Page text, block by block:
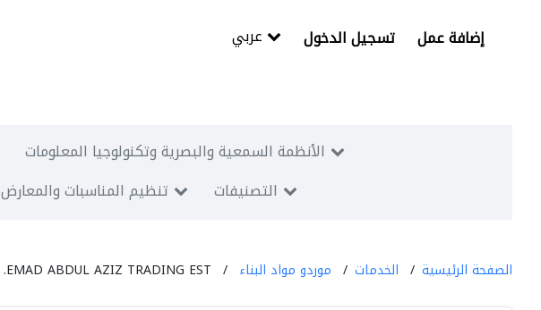
تسجيل الدخول إضافة عمل
الأنظمة السمعية والبصرية وتكنولوجيا المعلومات
تنظيم المناسبات والمعارض التصنيفات
الصفحة الرئيسية الخدمات موردو مواد البناء EMAD ABDUL AZIZ TRADING EST.